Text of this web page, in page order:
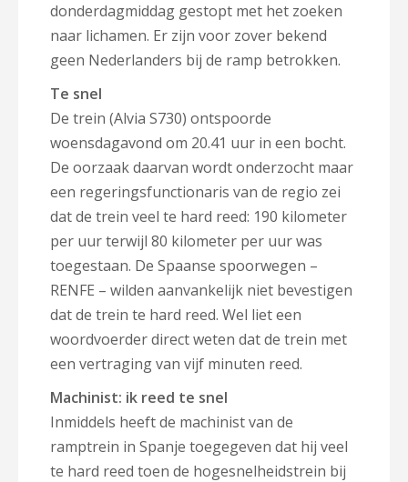
donderdagmiddag gestopt met het zoeken
naar lichamen. Er zijn voor zover bekend
geen Nederlanders bij de ramp betrokken.
Te snel
De trein (Alvia S730) ontspoorde
woensdagavond om 20.41 uur in een bocht.
De oorzaak daarvan wordt onderzocht maar
een regeringsfunctionaris van de regio zei
dat de trein veel te hard reed: 190 kilometer
per uur terwijl 80 kilometer per uur was
toegestaan. De Spaanse spoorwegen –
RENFE – wilden aanvankelijk niet bevestigen
dat de trein te hard reed. Wel liet een
woordvoerder direct weten dat de trein met
een vertraging van vijf minuten reed.
Machinist: ik reed te snel
Inmiddels heeft de machinist van de
ramptrein in Spanje toegegeven dat hij veel
te hard reed toen de hogesnelheidstrein bij